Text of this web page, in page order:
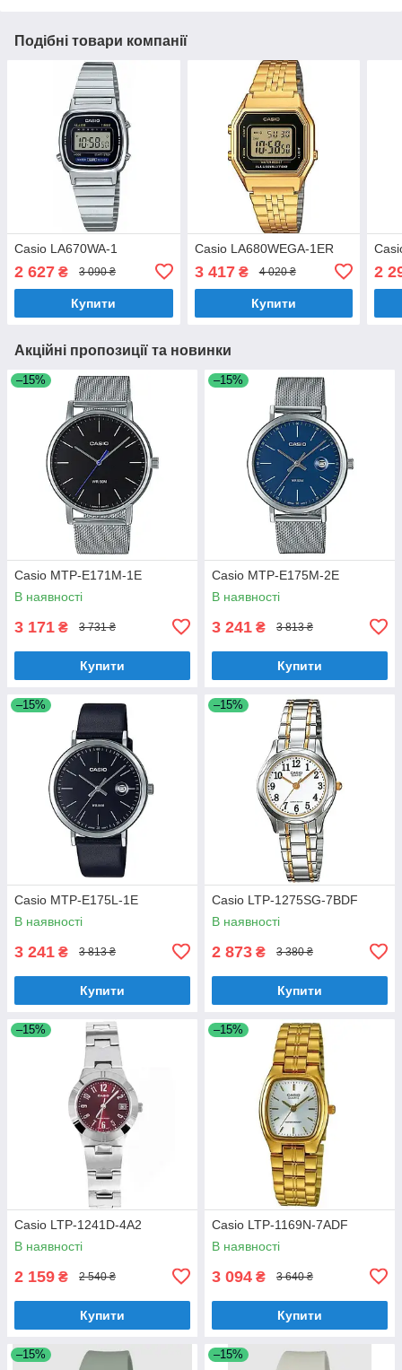
Подібні товари компанії
Casio LA670WA-1
2 627 ₴ 3 090 ₴
Купити
Casio LA680WEGA-1ER
3 417₴ 4 020 ₴
Купити
2
Акційні пропозиції та новинки
–15%
Casio MTP-E171M-1E
В наявності
3 171 ₴ 3 731 ₴
Купити
–15%
Casio MTP-E175M-2E
В наявності
3 241 ₴ 3 813 ₴
Купити
–15%
Casio MTP-E175L-1E
В наявності
3 241 ₴ 3 813 ₴
Купити
–15%
Casio LTP-1275SG-7BDF
В наявності
2 873 ₴ 3 380 ₴
Купити
–15%
Casio LTP-1241D-4A2
В наявності
2 159 ₴ 2 540 ₴
Купити
–15%
Casio LTP-1169N-7ADF
В наявності
3 094 ₴ 3 640 ₴
Купити
–15% –15%